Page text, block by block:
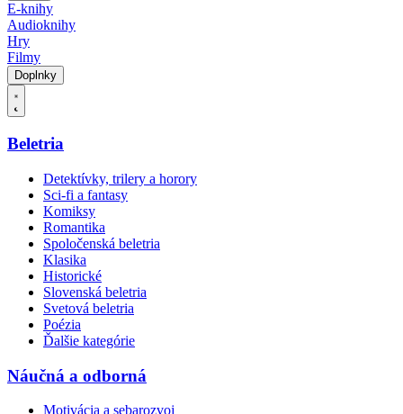
E-knihy
Audioknihy
Hry
Filmy
Doplnky
Beletria
Detektívky, trilery a horory
Sci-fi a fantasy
Komiksy
Romantika
Spoločenská beletria
Klasika
Historické
Slovenská beletria
Svetová beletria
Poézia
Ďalšie kategórie
Náučná a odborná
Motivácia a sebarozvoj